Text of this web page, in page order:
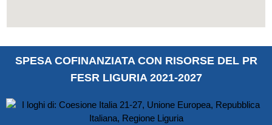
SPESA COFINANZIATA CON RISORSE DEL PR
FESR LIGURIA 2021-2027